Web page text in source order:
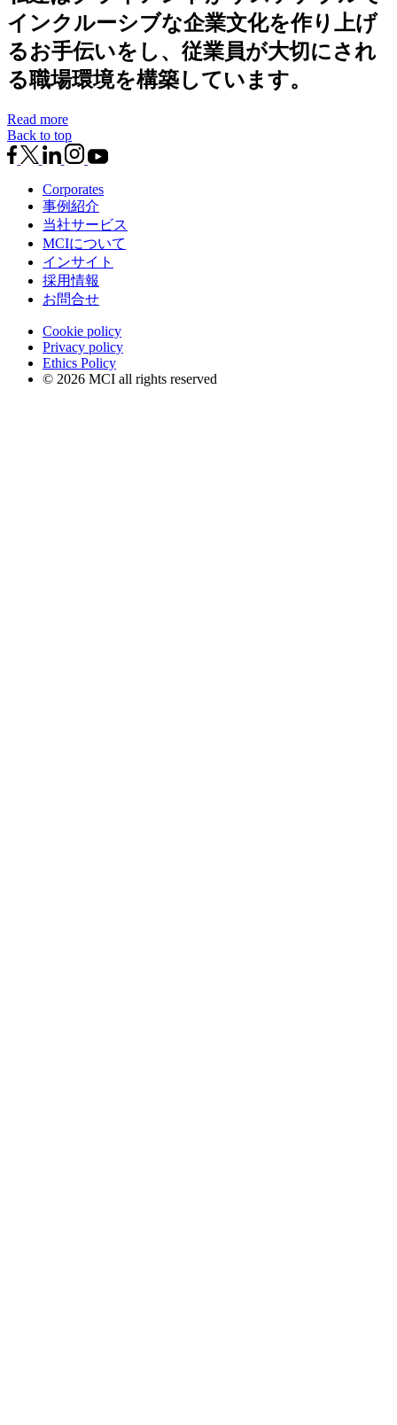
インクルーシブな企業文化を作り上げ
るお手伝いをし、従業員が大切にされ
る職場環境を構築しています。
Read more
Back to top
Corporates
事例紹介
当社サービス
MCIについて
インサイト
採用情報
お問合せ
Cookie policy
Privacy policy
Ethics Policy
© 2026 MCI all rights reserved